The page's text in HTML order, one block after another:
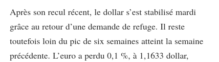
Après son recul récent, le dollar s’est stabilisé mardi
grâce au retour d’une demande de refuge. Il reste
toutefois loin du pic de six semaines atteint la semaine
précédente. L’euro a perdu 0,1 %, à 1,1633 dollar,